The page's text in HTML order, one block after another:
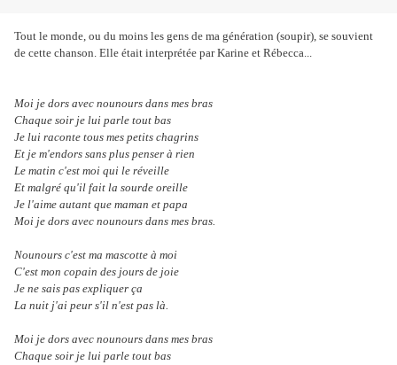
Tout le monde, ou du moins les gens de ma génération (soupir), se souvient
de cette chanson. Elle était interprétée par Karine et Rébecca...
Moi je dors avec nounours dans mes bras
Chaque soir je lui parle tout bas
Je lui raconte tous mes petits chagrins
Et je m'endors sans plus penser à rien
Le matin c'est moi qui le réveille
Et malgré qu'il fait la sourde oreille
Je l'aime autant que maman et papa
Moi je dors avec nounours dans mes bras.
Nounours c'est ma mascotte à moi
C'est mon copain des jours de joie
Je ne sais pas expliquer ça
La nuit j'ai peur s'il n'est pas là.
Moi je dors avec nounours dans mes bras
Chaque soir je lui parle tout bas